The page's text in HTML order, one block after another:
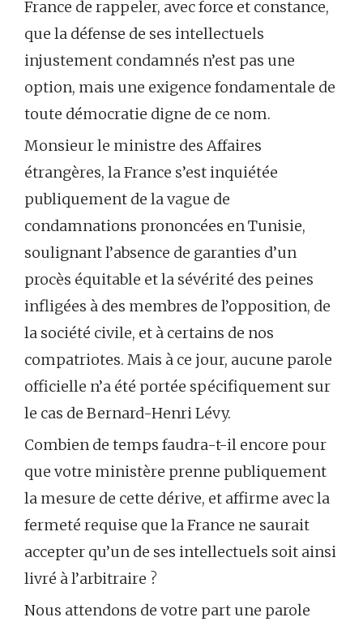
France de rappeler, avec force et constance,
que la défense de ses intellectuels
injustement condamnés n’est pas une
option, mais une exigence fondamentale de
toute démocratie digne de ce nom.
Monsieur le ministre des Affaires
étrangères, la France s’est inquiétée
publiquement de la vague de
condamnations prononcées en Tunisie,
soulignant l’absence de garanties d’un
procès équitable et la sévérité des peines
infligées à des membres de l’opposition, de
la société civile, et à certains de nos
compatriotes. Mais à ce jour, aucune parole
officielle n’a été portée spécifiquement sur
le cas de Bernard-Henri Lévy.
Combien de temps faudra-t-il encore pour
que votre ministère prenne publiquement
la mesure de cette dérive, et affirme avec la
fermeté requise que la France ne saurait
accepter qu’un de ses intellectuels soit ainsi
livré à l’arbitraire ?
Nous attendons de votre part une parole